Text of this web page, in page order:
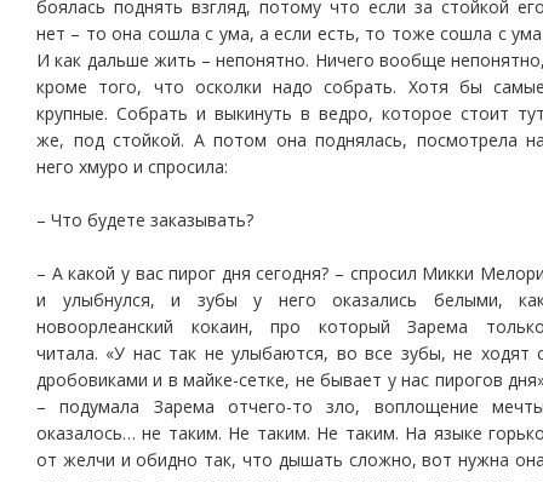
боялась поднять взгляд, потому что если за стойкой
нет – то она сошла с ума, а если есть, то тоже сошла с
И как дальше жить – непонятно. Ничего вообще
кроме того, что осколки надо собрать. Хотя бы
крупные. Собрать и выкинуть в ведро, которое стоит
же, под стойкой. А потом она поднялась, посмотрела
него хмуро и спросила:
– Что будете заказывать?
– А какой у вас пирог дня сегодня? – спросил Микки
и улыбнулся, и зубы у него оказались белыми,
новоорлеанский кокаин, про который Зарема
читала. «У нас так не улыбаются, во все зубы, не ходят
дробовиками и в майке-сетке, не бывает у нас пирогов
– подумала Зарема отчего-то зло, воплощение
оказалось… не таким. Не таким. Не таким. На языке
от желчи и обидно так, что дышать сложно, вот нужна